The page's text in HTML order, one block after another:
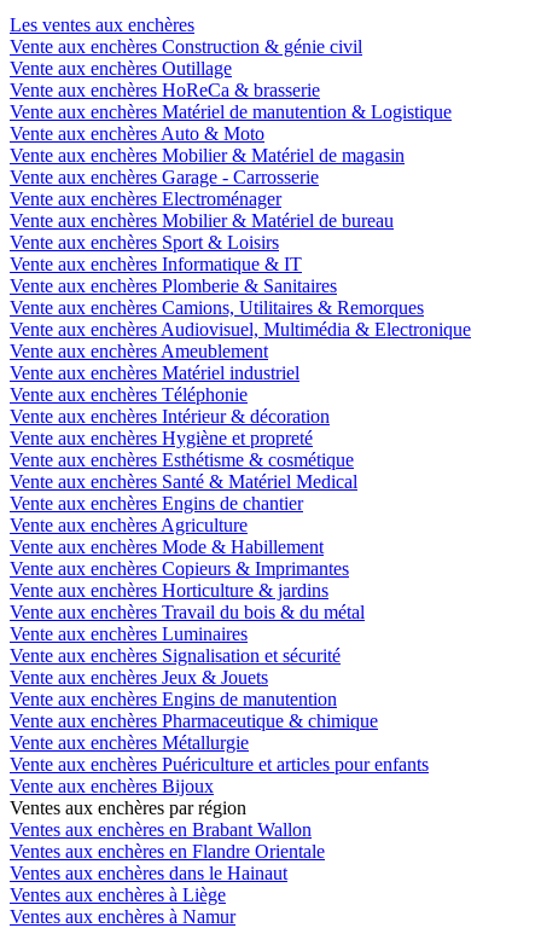
Les ventes aux enchères
Vente aux enchères Construction & génie civil
Vente aux enchères Outillage
Vente aux enchères HoReCa & brasserie
Vente aux enchères Matériel de manutention & Logistique
Vente aux enchères Auto & Moto
Vente aux enchères Mobilier & Matériel de magasin
Vente aux enchères Garage - Carrosserie
Vente aux enchères Electroménager
Vente aux enchères Mobilier & Matériel de bureau
Vente aux enchères Sport & Loisirs
Vente aux enchères Informatique & IT
Vente aux enchères Plomberie & Sanitaires
Vente aux enchères Camions, Utilitaires & Remorques
Vente aux enchères Audiovisuel, Multimédia & Electronique
Vente aux enchères Ameublement
Vente aux enchères Matériel industriel
Vente aux enchères Téléphonie
Vente aux enchères Intérieur & décoration
Vente aux enchères Hygiène et propreté
Vente aux enchères Esthétisme & cosmétique
Vente aux enchères Santé & Matériel Medical
Vente aux enchères Engins de chantier
Vente aux enchères Agriculture
Vente aux enchères Mode & Habillement
Vente aux enchères Copieurs & Imprimantes
Vente aux enchères Horticulture & jardins
Vente aux enchères Travail du bois & du métal
Vente aux enchères Luminaires
Vente aux enchères Signalisation et sécurité
Vente aux enchères Jeux & Jouets
Vente aux enchères Engins de manutention
Vente aux enchères Pharmaceutique & chimique
Vente aux enchères Métallurgie
Vente aux enchères Puériculture et articles pour enfants
Vente aux enchères Bijoux
Ventes aux enchères par région
Ventes aux enchères en Brabant Wallon
Ventes aux enchères en Flandre Orientale
Ventes aux enchères dans le Hainaut
Ventes aux enchères à Liège
Ventes aux enchères à Namur